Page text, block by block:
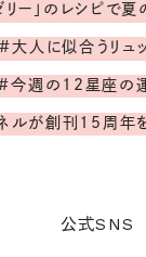
ー」のレシピで夏
#大人に似合うリュ
今週の12星座の
ルが創刊15周年を
公式SNS